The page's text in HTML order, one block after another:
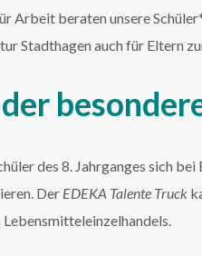
beraten unsere
Stadthagen auch für Eltern
des 8. Jahrganges sich
Der EDEKA Talente Truck